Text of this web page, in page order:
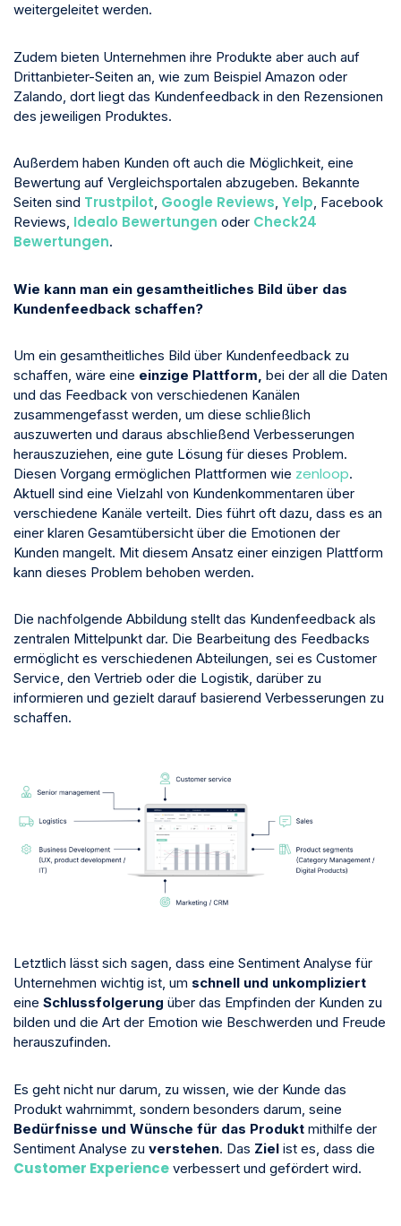
weitergeleitet werden.
Zudem bieten Unternehmen ihre Produkte aber auch auf
Drittanbieter-Seiten an, wie zum Beispiel Amazon oder
Zalando, dort liegt das Kundenfeedback in den Rezensionen
des jeweiligen Produktes.
Außerdem haben Kunden oft auch die Möglichkeit, eine
Bewertung auf Vergleichsportalen abzugeben. Bekannte
Seiten sind Trustpilot, Google Reviews, Yelp, Facebook
Reviews, Idealo Bewertungen oder Check24
Bewertungen.
Wie kann man ein gesamtheitliches Bild über das
Kundenfeedback schaffen?
Um ein gesamtheitliches Bild über Kundenfeedback zu
schaffen, wäre eine einzige Plattform, bei der all die Daten
und das Feedback von verschiedenen Kanälen
zusammengefasst werden, um diese schließlich
auszuwerten und daraus abschließend Verbesserungen
herauszuziehen, eine gute Lösung für dieses Problem.
Diesen Vorgang ermöglichen Plattformen wie zenloop.
Aktuell sind eine Vielzahl von Kundenkommentaren über
verschiedene Kanäle verteilt. Dies führt oft dazu, dass es an
einer klaren Gesamtübersicht über die Emotionen der
Kunden mangelt. Mit diesem Ansatz einer einzigen Plattform
kann dieses Problem behoben werden.
Die nachfolgende Abbildung stellt das Kundenfeedback als
zentralen Mittelpunkt dar. Die Bearbeitung des Feedbacks
ermöglicht es verschiedenen Abteilungen, sei es Customer
Service, den Vertrieb oder die Logistik, darüber zu
informieren und gezielt darauf basierend Verbesserungen zu
schaffen.
Letztlich lässt sich sagen, dass eine Sentiment Analyse für
Unternehmen wichtig ist, um schnell und unkompliziert
eine Schlussfolgerung über das Empfinden der Kunden zu
bilden und die Art der Emotion wie Beschwerden und Freude
herauszufinden.
Es geht nicht nur darum, zu wissen, wie der Kunde das
Produkt wahrnimmt, sondern besonders darum, seine
Bedürfnisse und Wünsche für das Produkt mithilfe der
Sentiment Analyse zu verstehen. Das Ziel ist es, dass die
Customer Experience verbessert und gefördert wird.